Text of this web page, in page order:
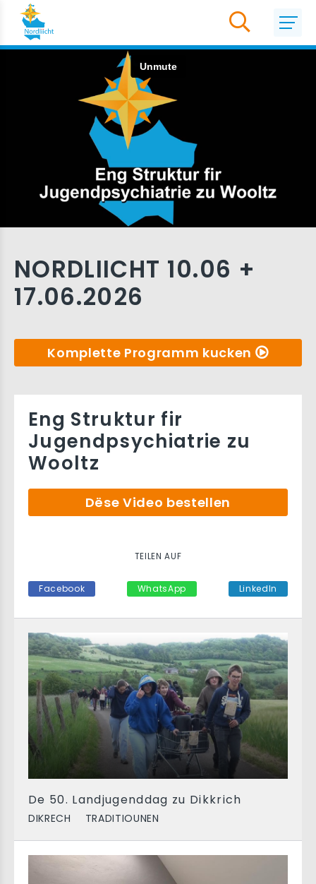
NORDLIICHT 10.06 +
17.06.2026
Komplette Programm kucken
De 50. Landjugenddag zu Dikkrich
DIKRECH TRADITIOUNEN
Eng Struktur fir
Jugendpsychiatrie zu
Wooltz
Dëse Video bestellen
TEILEN AUF
Facebook WhatsApp LinkedIn